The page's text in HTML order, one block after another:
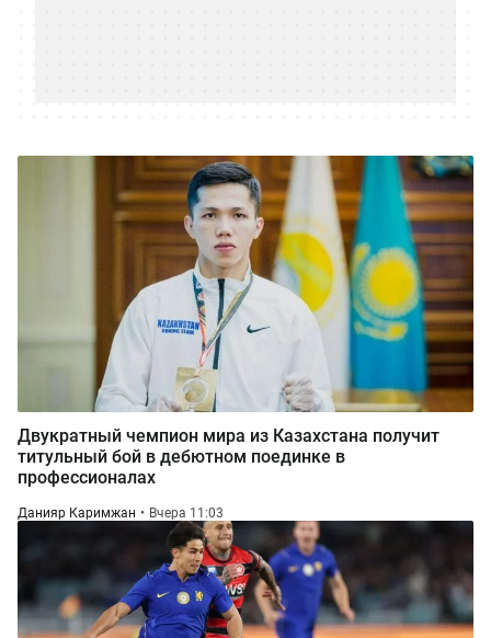
Двукратный чемпион мира из Казахстана получит
титульный бой в дебютном поединке в
профессионалах
Данияр Каримжан Вчера 11:03